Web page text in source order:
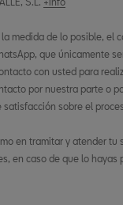
la medida de lo posible, el
que únicamente
con usted para
por nuestra parte o
sobre el
en tramitar y atender
en caso de que lo hayas